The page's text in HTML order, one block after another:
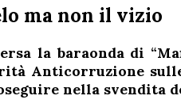
ma non il vizio
la baraonda di
Anticorruzione
nella svendita